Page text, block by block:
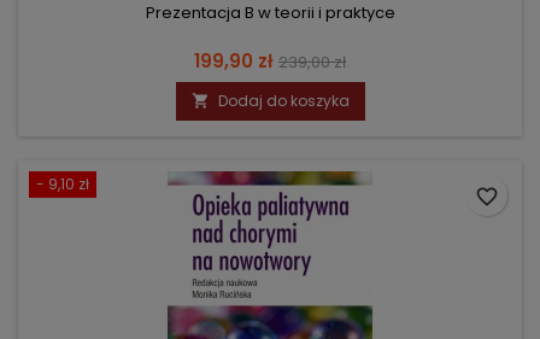
Prezentacja B w teorii i praktyce
Cena
199,90 zł Cena
podstawowa
239,00 zł
 Dodaj do koszyka
- 9,10 zł
favorite_border